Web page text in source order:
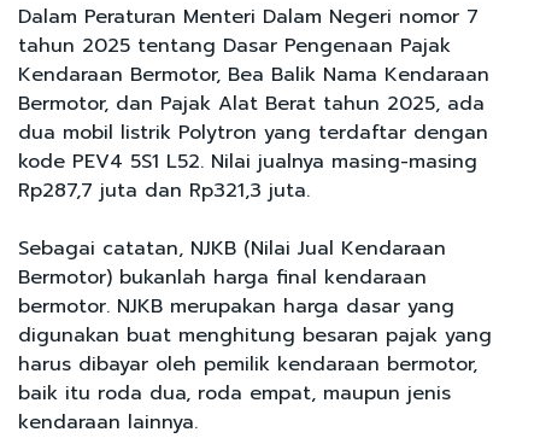
Dalam Peraturan Menteri Dalam Negeri nomor 7
tahun 2025 tentang Dasar Pengenaan Pajak
Kendaraan Bermotor, Bea Balik Nama Kendaraan
Bermotor, dan Pajak Alat Berat tahun 2025, ada
dua mobil listrik Polytron yang terdaftar dengan
kode PEV4 5S1 L52. Nilai jualnya masing-masing
Rp287,7 juta dan Rp321,3 juta.
Sebagai catatan, NJKB (Nilai Jual Kendaraan
Bermotor) bukanlah harga final kendaraan
bermotor. NJKB merupakan harga dasar yang
digunakan buat menghitung besaran pajak yang
harus dibayar oleh pemilik kendaraan bermotor,
baik itu roda dua, roda empat, maupun jenis
kendaraan lainnya.